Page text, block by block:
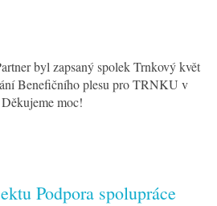
byl zapsaný spolek Trnkový květ
Benefičního plesu pro TRNKU v
moc!
Podpora spolupráce